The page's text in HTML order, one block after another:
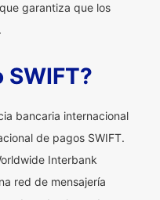
garantiza que los
SWIFT?
bancaria internacional
de pagos SWIFT.
Interbank
red de mensajería